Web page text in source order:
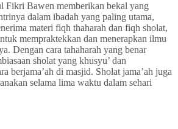
Fikri Bawen memberikan bekal yang
dalam ibadah yang paling utama,
materi fiqh thaharah dan fiqh sholat,
mempraktekkan dan menerapkan ilmu
Dengan cara tahaharah yang benar
sholat yang khusyu’ dan
berjama’ah di masjid. Sholat jama’ah juga
selama lima waktu dalam sehari